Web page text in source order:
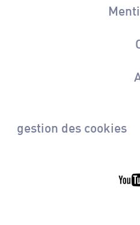
gestion des cookies